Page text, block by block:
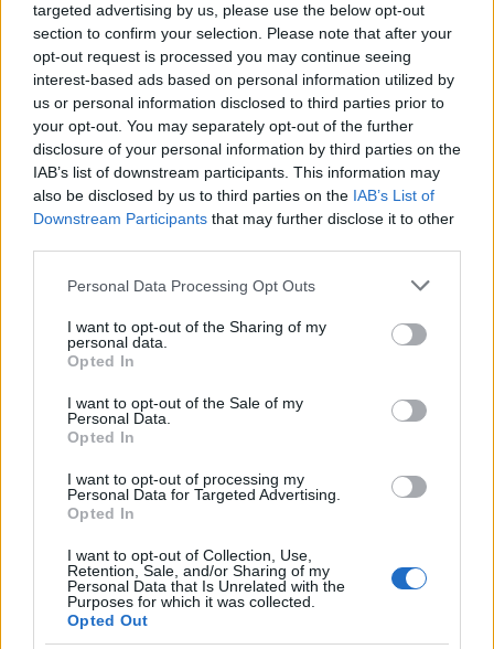
targeted advertising by us, please use the below opt-out
section to confirm your selection. Please note that after your
opt-out request is processed you may continue seeing
interest-based ads based on personal information utilized by
us or personal information disclosed to third parties prior to
your opt-out. You may separately opt-out of the further
disclosure of your personal information by third parties on the
IAB’s list of downstream participants. This information may
also be disclosed by us to third parties on the IAB’s List of
Downstream Participants that may further disclose it to other
Please note that this website/app uses one or more Google
not limited to your visit or usage behaviour. You may click to
grant or deny consent to Google and its third-party tags to
use your data for below specified purposes in below Google
consent section.
Personal Data Processing Opt Outs
I want to opt-out of the Sharing of my
personal data.
Opted In
I want to opt-out of the Sale of my
Personal Data.
Opted In
I want to opt-out of processing my
Personal Data for Targeted Advertising.
Opted In
I want to opt-out of Collection, Use,
Retention, Sale, and/or Sharing of my
Personal Data that Is Unrelated with the
Purposes for which it was collected.
Opted Out
A lakosságra is fontos szerep hárul a szúnyoginvázió
elkerülésében
MAGYAR ÉPÍTŐK